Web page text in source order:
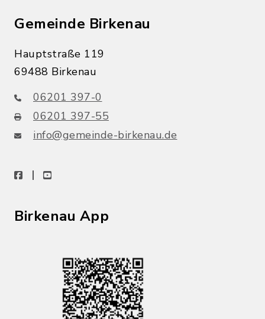
Gemeinde Birkenau
Hauptstraße 119
69488 Birkenau
06201 397-0
06201 397-55
info@gemeinde-birkenau.de
facebookyoutube
Birkenau App